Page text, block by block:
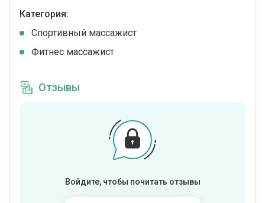
Категория:
Спортивный массажист
Фитнес массажист
Отзывы
Войдите, чтобы почитать отзывы